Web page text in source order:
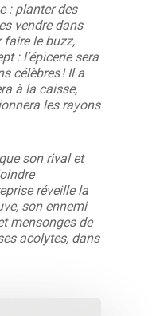
: planter des
vendre dans
faire le buzz,
: l’épicerie sera
célèbres ! Il a
à la caisse,
les rayons
que son rival et
réveille la
son ennemi
mensonges de
acolytes, dans